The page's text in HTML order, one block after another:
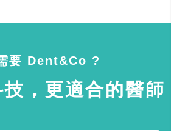
要 Dent&Co ?
，更適合的醫師